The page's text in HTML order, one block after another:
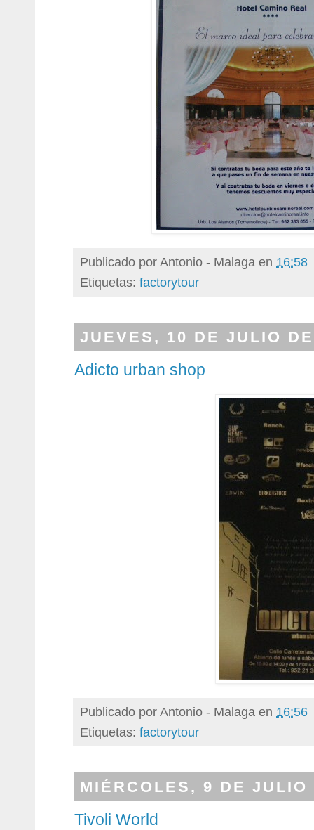
Publicado porAntonio - Malaga en 16:58
Etiquetas: factorytour
JUEVES, 10 DE JULIO
Adicto urban shop
Publicado porAntonio - Malaga en 16:56
Etiquetas: factorytour
MIÉRCOLES, 9 DE JULIO
Tivoli World